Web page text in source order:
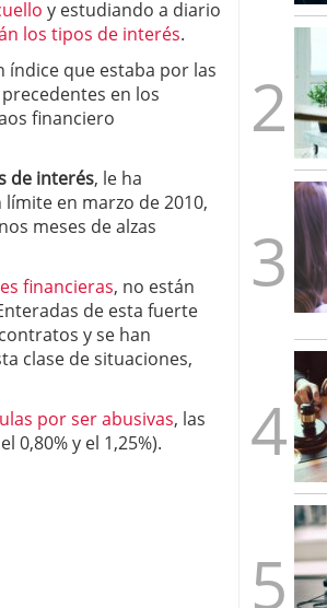
octubre de 2025
y estudiando a diario
los tipos de interés.
que estaba por las
en los
financiero
de interés, le ha
en marzo de 2010,
meses de alzas
financieras, no están
de esta fuerte
y se han
clase de situaciones,
por ser abusivas, las
0,80% y el 1,25%).